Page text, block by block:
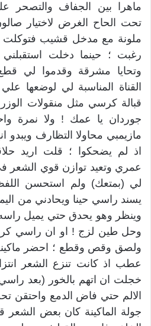
ماهرا بين الجفاف
تحت الحاح الغرض لاختيار
ملونة مع مدخل قشيب فتوكلت
رغبت ؛ حينما دخلت
وتحايا مشرقة وقدموا لي
القناة المناسبة لي لوضعها
قبالة كرسي مثل منقولات
جوردان يا عمك ! ولا نمرة
مازيمبي محاولا التظارف ويبدو
اذ لم يضحكوا ؛ قلت اريد
عمري وتعيد توازن قوي
لي (بمتعك) ولم استحسن
يسند راسي حينا ويحادني من
وينظر وهو يحدق حتي يميل
وحل طين لزج ! او ان راسي
ولصق وقص وقطع ؛ احضر
عطب اذ كانت تنزع الشعر
خجلت ان اتهم بالخور (بعد راسي
الالم حتي فاض الدمع واحتقن
جولة الماكينة كان بعض